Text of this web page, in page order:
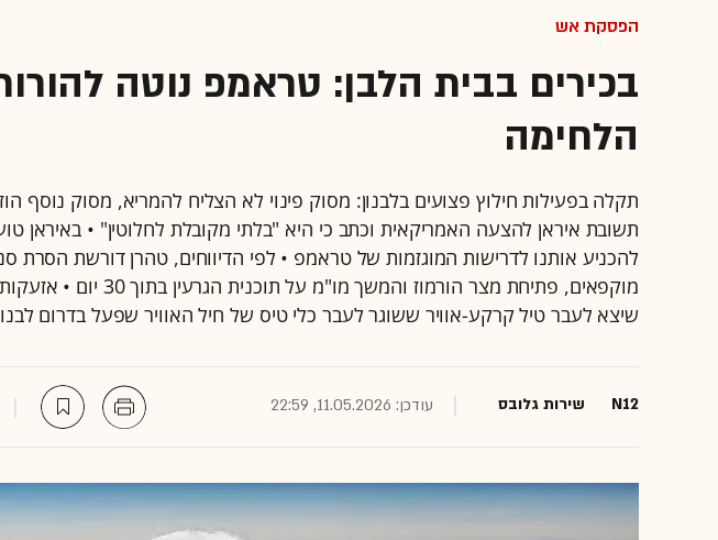
הפסקת אש
בכירים בבית הלבן: טראמפ נוטה
הלחימה
תקלה בפעילות חילוץ פצועים בלבנון: מסוק פינוי לא הצליח להמריא, מסוק נוסף
תשובת איראן להצעה האמריקאית וכתב כי היא "בלתי מקובלת לחלוטין" • באיראן
להכניע אותנו לדרישות המוגזמות של טראמפ • לפי הדיווחים, טהרן דורשת הסרת
מוקפאים, פתיחת מצר הורמוז
שיצא לעבר טיל קרקע-אוויר ששוגר לעבר כלי טיס של חיל האוויר שפעל בדרום
N12 שירות גלובס עודכן: 11.05.2026, 22:59